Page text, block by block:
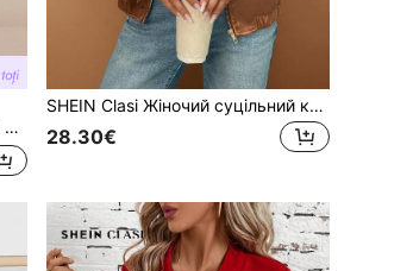
SHEIN Clasi Жіночий суцільний колір блискавки повсякденний одяг з довгим рукавом на блискавці назад до школи осінній жіночий одяг у стилі старих грошей одяг для вчителів червона куртка осінній жіночий одяг на Хелловін
28.30€